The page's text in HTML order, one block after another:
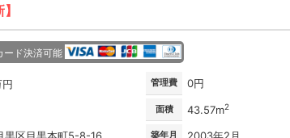
ード決済可能
管理費 0円
面積 43.57m2
築年月